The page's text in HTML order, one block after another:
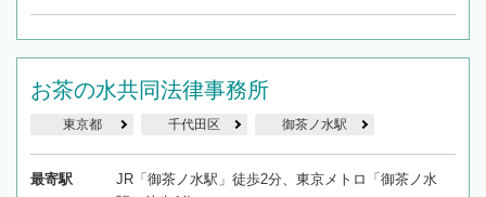
お茶の水共同法律事務所
東京都 千代田区 御茶ノ水駅
最寄駅
JR「御茶ノ水駅」徒歩2分、東京メトロ「御茶ノ水